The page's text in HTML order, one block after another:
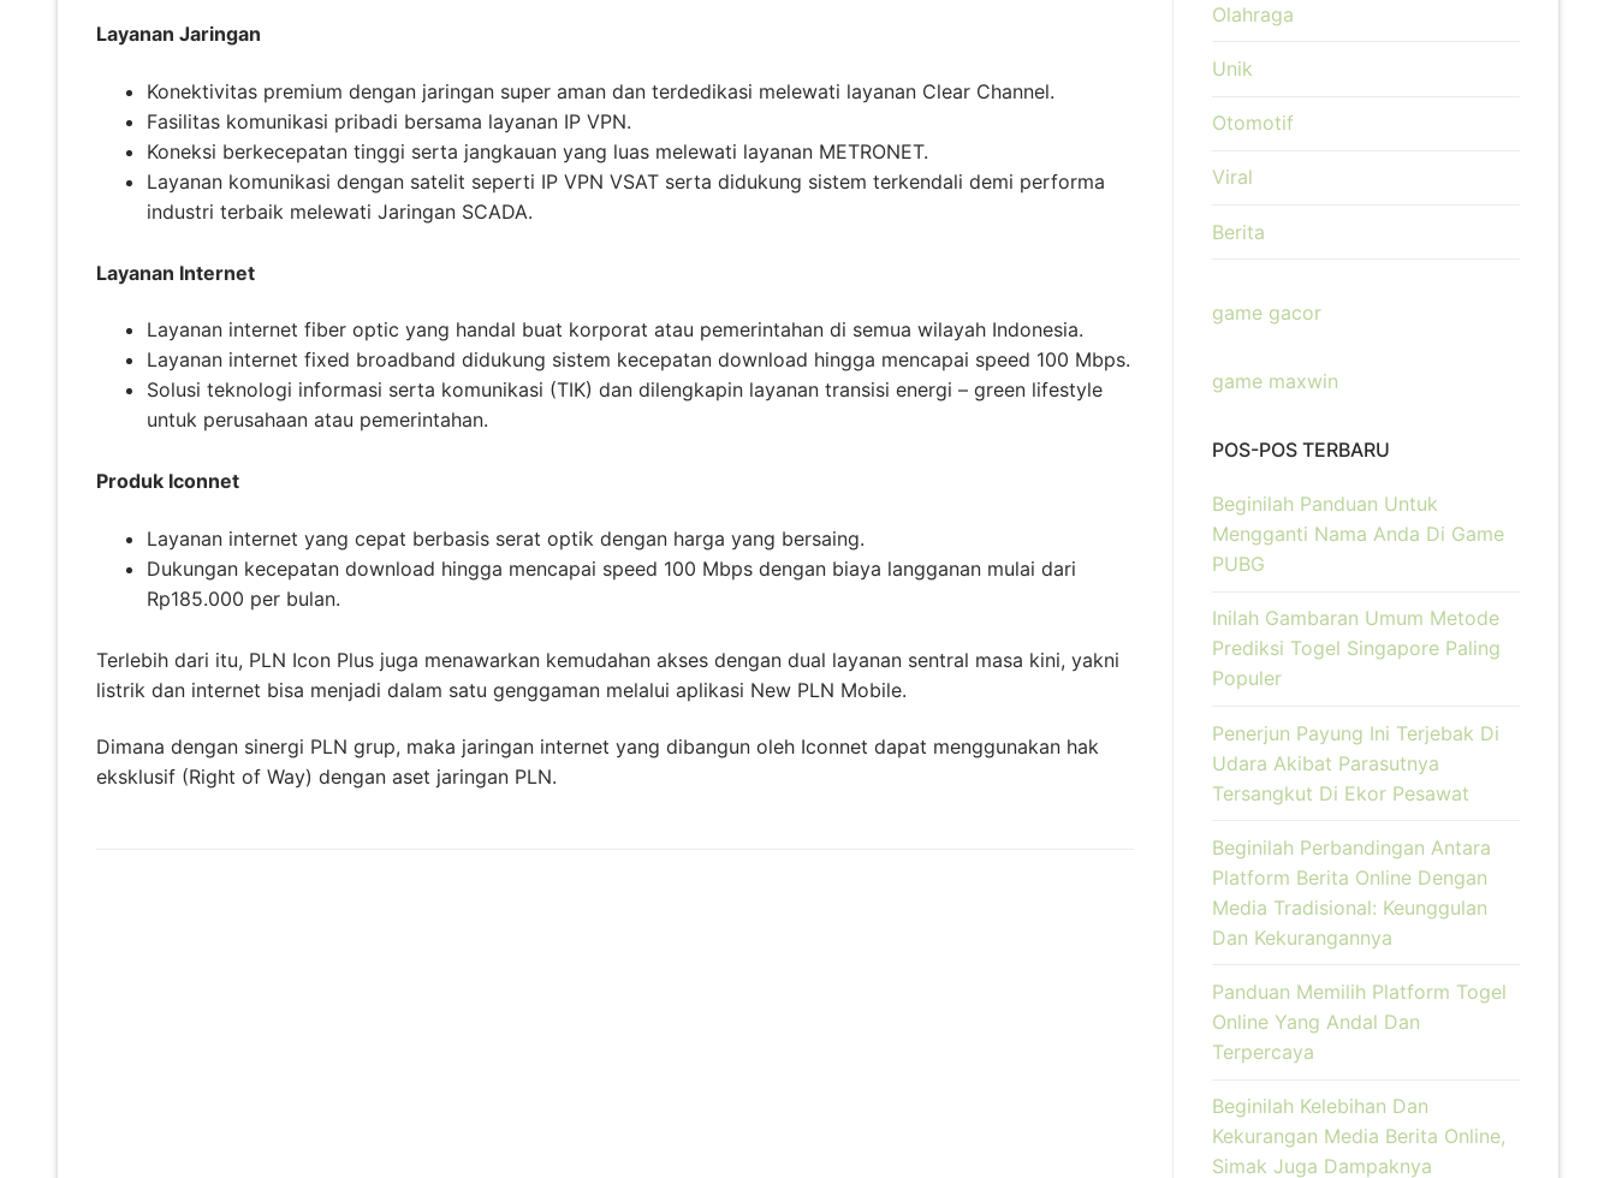
Layanan Jaringan
Konektivitas premium dengan jaringan super aman dan terdedikasi melewati layanan Clear Channel.
Fasilitas komunikasi pribadi bersama layanan IP VPN.
Koneksi berkecepatan tinggi serta jangkauan yang luas melewati layanan METRONET.
Layanan komunikasi dengan satelit seperti IP VPN VSAT serta didukung sistem terkendali demi performa
industri terbaik melewati Jaringan SCADA.
Layanan Internet
Layanan internet fiber optic yang handal buat korporat atau pemerintahan di semua wilayah Indonesia.
Layanan internet fixed broadband didukung sistem kecepatan download hingga mencapai speed 100 Mbps.
Solusi teknologi informasi serta komunikasi (TIK) dan dilengkapin layanan transisi energi – green lifestyle
untuk perusahaan atau pemerintahan.
Produk Iconnet
Layanan internet yang cepat berbasis serat optik dengan harga yang bersaing.
Dukungan kecepatan download hingga mencapai speed 100 Mbps dengan biaya langganan mulai dari
Rp185.000 per bulan.
Terlebih dari itu, PLN Icon Plus juga menawarkan kemudahan akses dengan dual layanan sentral masa kini, yakni
listrik dan internet bisa menjadi dalam satu genggaman melalui aplikasi New PLN Mobile.
Dimana dengan sinergi PLN grup, maka jaringan internet yang dibangun oleh Iconnet dapat menggunakan hak
eksklusif (Right of Way) dengan aset jaringan PLN.
Olahraga
Unik
Otomotif
Viral
Berita
game gacor
game maxwin
POS-POS TERBARU
Beginilah Panduan Untuk
Mengganti Nama Anda Di Game
PUBG
Inilah Gambaran Umum Metode
Prediksi Togel Singapore Paling
Populer
Penerjun Payung Ini Terjebak Di
Udara Akibat Parasutnya
Tersangkut Di Ekor Pesawat
Beginilah Perbandingan Antara
Platform Berita Online Dengan
Media Tradisional: Keunggulan
Dan Kekurangannya
Panduan Memilih Platform Togel
Online Yang Andal Dan
Terpercaya
Beginilah Kelebihan Dan
Kekurangan Media Berita Online,
Simak Juga Dampaknya